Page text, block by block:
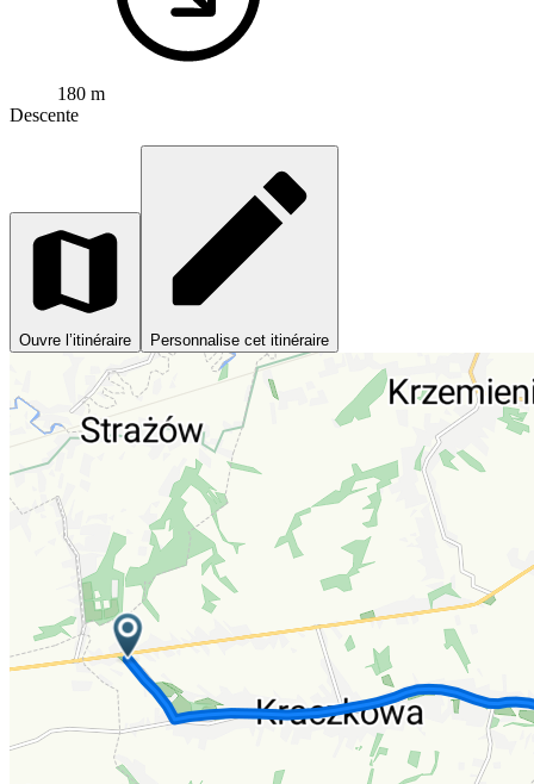
180 m
Descente
Ouvre l’itinéraire Personnalise cet itinéraire